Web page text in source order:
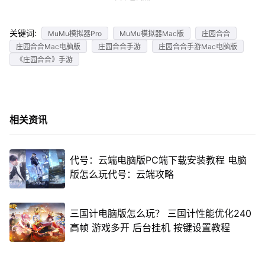
关键词: MuMu模拟器Pro MuMu模拟器Mac版
庄园合合
庄园合合Mac电脑版
庄园合合手游
庄园合合手游Mac电脑版
《庄园合合》手游
相关资讯
代号：云端电脑版PC端下载安装教程 电脑
版怎么玩代号：云端攻略
三国计电脑版怎么玩？ 三国计性能优化240
高帧 游戏多开 后台挂机 按键设置教程